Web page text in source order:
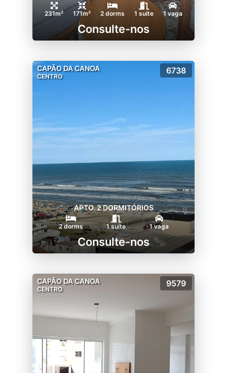
231m² 171m² 2 dorms 1 suíte 1 vaga
Consulte-nos
CAPÃO DA CANOA
CENTRO
6738
APTO. 2 DORMITÓRIOS
2 dorms 1 suíte 1 vaga
Consulte-nos
CAPÃO DA CANOA
CENTRO
9579